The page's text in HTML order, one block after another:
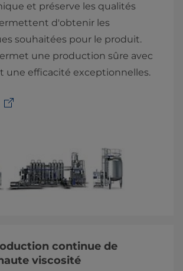
et préserve les qualités
d'obtenir les
souhaitées pour le produit.
une production sûre avec
une efficacité exceptionnelles.
continue de
viscosité